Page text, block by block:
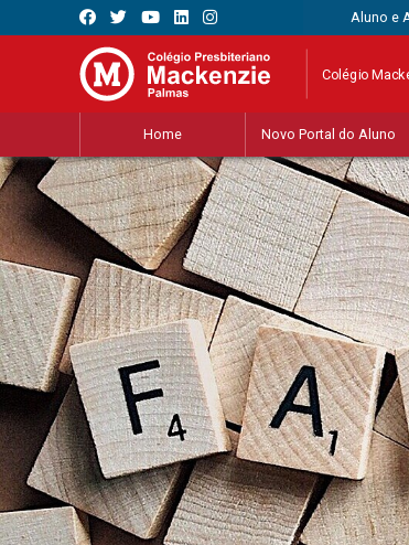
Aluno e
Colégio
Home Novo Portal do Aluno